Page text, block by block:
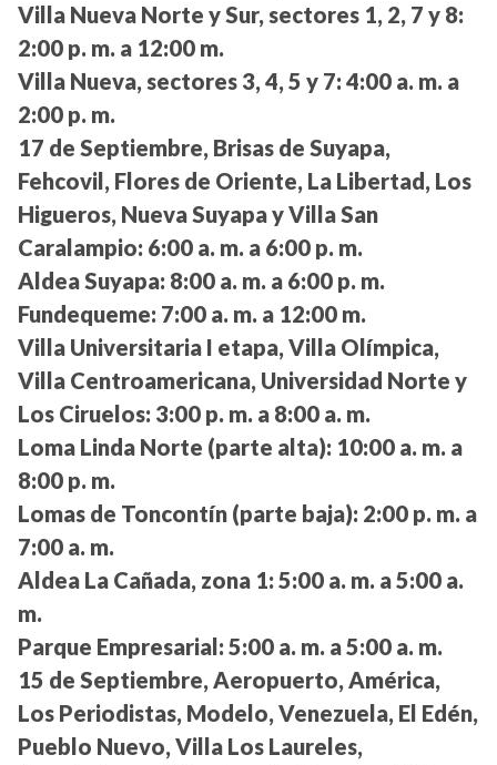
Villa Nueva Norte y Sur, sectores 1, 2, 7 y 8:
2:00 p. m. a 12:00 m.
Villa Nueva, sectores 3, 4, 5 y 7: 4:00 a. m. a
2:00 p. m.
17 de Septiembre, Brisas de Suyapa,
Fehcovil, Flores de Oriente, La Libertad, Los
Higueros, Nueva Suyapa y Villa San
Caralampio: 6:00 a. m. a 6:00 p. m.
Aldea Suyapa: 8:00 a. m. a 6:00 p. m.
Fundequeme: 7:00 a. m. a 12:00 m.
Villa Universitaria I etapa, Villa Olímpica,
Villa Centroamericana, Universidad Norte y
Los Ciruelos: 3:00 p. m. a 8:00 a. m.
Loma Linda Norte (parte alta): 10:00 a. m. a
8:00 p. m.
Lomas de Toncontín (parte baja): 2:00 p. m. a
7:00 a. m.
Aldea La Cañada, zona 1: 5:00 a. m. a 5:00 a.
m.
Parque Empresarial: 5:00 a. m. a 5:00 a. m.
15 de Septiembre, Aeropuerto, América,
Los Periodistas, Modelo, Venezuela, El Edén,
Pueblo Nuevo, Villa Los Laureles,